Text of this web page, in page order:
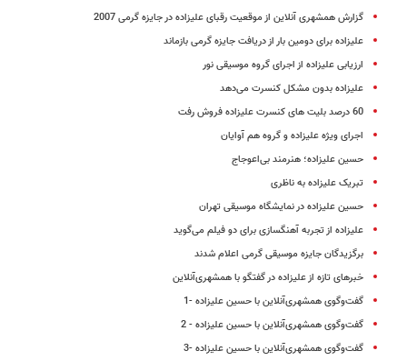
گزارش همشهری آنلاین از موقعیت رقبای علیزاده در جایزه گرمی 2007
علیزاده برای دومین بار از دریافت جایزه گرمی بازماند
ارزیابی علیزاده از اجرای گروه موسیقی نور
علیزاده بدون مشکل کنسرت می‌دهد
60 درصد بلیت های کنسرت علیزاده فروش رفت
اجرای ویژه علیزاده و گروه هم آوایان
حسین علیزاده؛ ‌هنرمند بی‌اعوجاج
تبریک علیزاده به ناظری
حسین علیزاده در نمایشگاه موسیقی تهران
علیزاده از تجربه آهنگسازی برای دو فیلم می‌گوید
برگزیدگان جایزه موسیقی گرمی اعلام شدند
خبرهای تازه از علیزاده در گفتگو با همشهری‌آنلاین
گفت‌وگوی همشهری‌‌آنلاین با حسین علیزاده -1
گفت‌وگوی همشهری‌آنلاین با حسین علیزاده - 2
گفت‌وگوی همشهری‌آنلاین با حسین علیزاده -3